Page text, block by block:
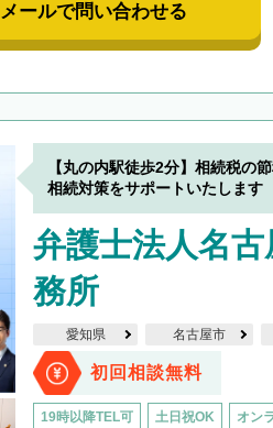
メールで問い合わせる
【丸の内駅徒歩2分】相続税の
相続対策をサポートいたします
弁護士法人名
務所
愛知県 名古屋市
初回相談無料
19時以降TEL可 土日祝OK オン